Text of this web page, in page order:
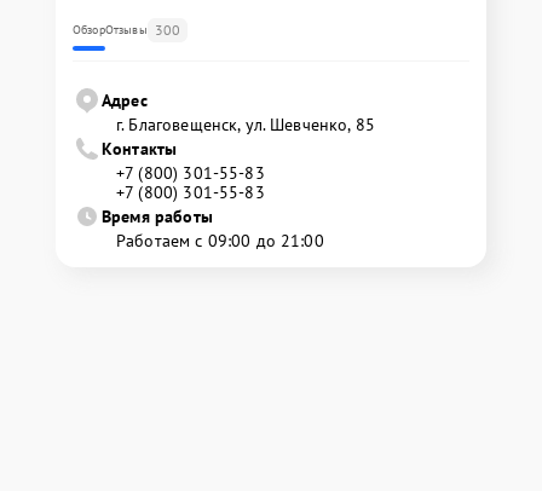
ОбзорОтзывы 300
Адрес
г. Благовещенск, ул. Шевченко, 85
Контакты
+7 (800) 301-55-83
+7 (800) 301-55-83
Время работы
Работаем с 09:00 до 21:00